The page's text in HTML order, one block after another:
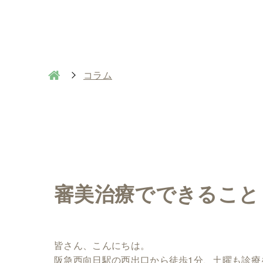
コラム
審美治療でできること
皆さん、こんにちは。
阪急西向日駅の西出口から徒歩1分、土曜も診療